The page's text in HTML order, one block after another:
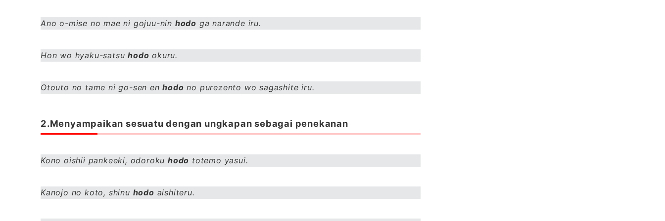
Ano o-mise no mae ni gojuu-nin hodo ga narande iru.
Hon wo hyaku-satsuhodo okuru.
Otouto no tame ni go-sen enhodo no purezento wo sagashite iru.
2.Menyampaikan sesuatu dengan ungkapan sebagai penekanan
Kono oishii pankeeki, odoroku hodo totemo yasui.
Kanojo no koto, shinu hodo aishiteru.